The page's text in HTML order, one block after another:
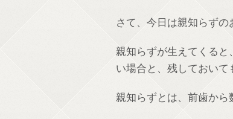
さて、今日は親知らずの
親知らずが生えてくる
い場合と、残しておいて
親知らずとは、前歯から